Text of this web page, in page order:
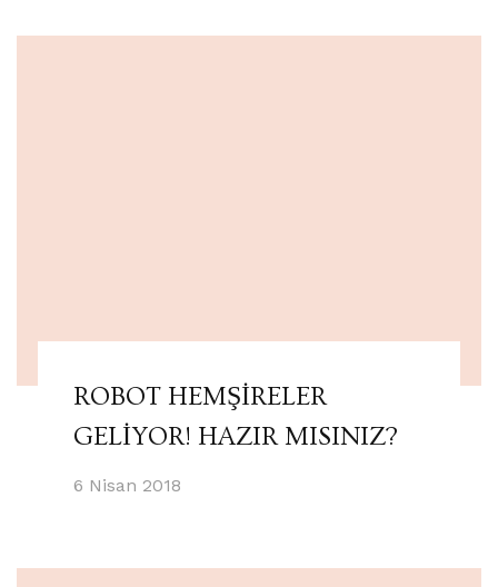
ROBOT HEMŞİRELER
GELİYOR! HAZIR MISINIZ?
6 Nisan 2018